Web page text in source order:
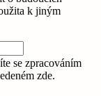
k jiným
se zpracováním
zde.